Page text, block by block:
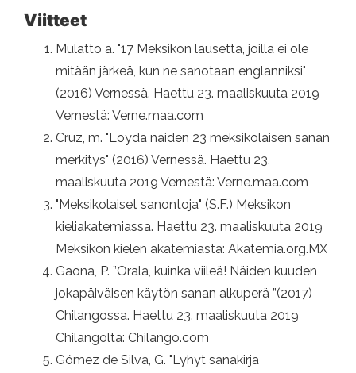
Viitteet
Mulatto a. "17 Meksikon lausetta, joilla ei ole
mitään järkeä, kun ne sanotaan englanniksi"
(2016) Vernessä. Haettu 23. maaliskuuta 2019
Vernestä: Verne.maa.com
Cruz, m. "Löydä näiden 23 meksikolaisen sanan
merkitys" (2016) Vernessä. Haettu 23.
maaliskuuta 2019 Vernestä: Verne.maa.com
"Meksikolaiset sanontoja" (S.F.) Meksikon
kieliakatemiassa. Haettu 23. maaliskuuta 2019
Meksikon kielen akatemiasta: Akatemia.org.MX
Gaona, P. ”Orala, kuinka viileä! Näiden kuuden
jokapäiväisen käytön sanan alkuperä ”(2017)
Chilangossa. Haettu 23. maaliskuuta 2019
Chilangolta: Chilango.com
Gómez de Silva, G. "Lyhyt sanakirja